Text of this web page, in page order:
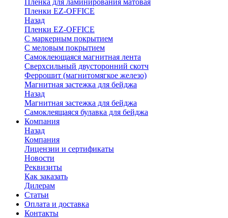
Пленка для ламинирования матовая
Пленки EZ-OFFICE
Назад
Пленки EZ-OFFICE
С маркерным покрытием
С меловым покрытием
Самоклеющаяся магнитная лента
Сверхсильный двусторонний скотч
Феррошит (магнитомягкое железо)
Магнитная застежка для бейджа
Назад
Магнитная застежка для бейджа
Самоклеящаяся булавка для бейджа
Компания
Назад
Компания
Лицензии и сертификаты
Новости
Реквизиты
Как заказать
Дилерам
Статьи
Оплата и доставка
Контакты